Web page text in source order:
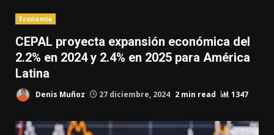
Economía
CEPAL proyecta expansión económica del
2.2% en 2024 y 2.4% en 2025 para América
Latina
Denis Muñoz 27 diciembre, 2024 2 min read 1347